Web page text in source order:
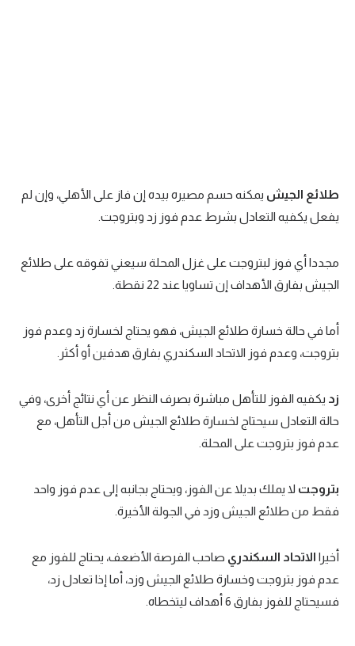
طلائع الجيش يمكنه حسم مصيره بيده إن فاز على الأهلي، وإن لم
يفعل يكفيه التعادل بشرط عدم فوز زد وبتروجت.
مجددا أي فوز لبتروجت على غزل المحلة سيعني تفوقه على طلائع
الجيش بفارق الأهداف إن تساويا عند 22 نقطة.
أما في حالة خسارة طلائع الجيش، فهو يحتاج لخسارة زد وعدم فوز
بتروجت، وعدم فوز الاتحاد السكندري بفارق هدفين أو أكثر.
زد يكفيه الفوز للتأهل مباشرة بصرف النظر عن أي نتائج أخرى، وفي
حالة التعادل سيحتاج لخسارة طلائع الجيش من أجل التأهل، مع
عدم فوز بتروجت على المحلة.
بتروجت لا يملك بديلا عن الفوز، ويحتاج بجانبه إلى عدم فوز واحد
فقط من طلائع الجيش وزد في الجولة الأخيرة.
أخيرا الاتحاد السكندري صاحب الفرصة الأضعف، يحتاج للفوز مع
عدم فوز بتروجت وخسارة طلائع الجيش وزد، أما إذا تعادل زد،
فسيحتاج للفوز بفارق 6 أهداف ليتخطاه.